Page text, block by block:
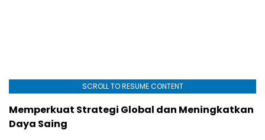
SCROLL TO RESUME CONTENT
Memperkuat Strategi Global dan Meningkatkan
Daya Saing